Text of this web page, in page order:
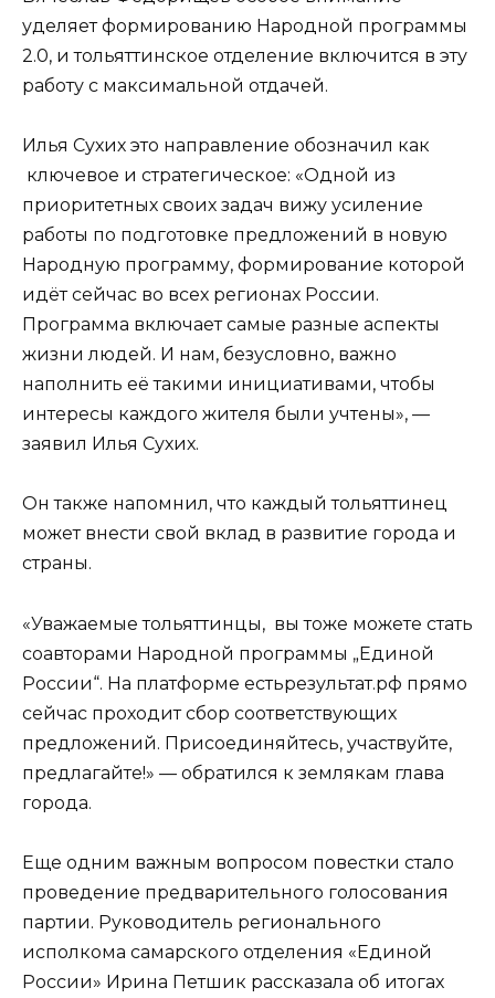
уделяет формированию Народной программы
2.0, и тольяттинское отделение включится в эту
работу с максимальной отдачей.
Илья Сухих это направление обозначил как
ключевое и стратегическое: «Одной из
приоритетных своих задач вижу усиление
работы по подготовке предложений в новую
Народную программу, формирование которой
идёт сейчас во всех регионах России.
Программа включает самые разные аспекты
жизни людей. И нам, безусловно, важно
наполнить её такими инициативами, чтобы
интересы каждого жителя были учтены», —
заявил Илья Сухих.
Он также напомнил, что каждый тольяттинец
может внести свой вклад в развитие города и
страны.
«Уважаемые тольяттинцы, вы тоже можете стать
соавторами Народной программы „Единой
России“. На платформе естьрезультат.рф прямо
сейчас проходит сбор соответствующих
предложений. Присоединяйтесь, участвуйте,
предлагайте!» — обратился к землякам глава
города.
Еще одним важным вопросом повестки стало
проведение предварительного голосования
партии. Руководитель регионального
исполкома самарского отделения «Единой
России» Ирина Петшик рассказала об итогах